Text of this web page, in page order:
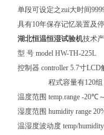
单段可设定之zui大时间
具有10年保存记忆装置及
湖北恒温恒湿试验机技术
型 号 model HW-TH-225L
控制器 controller 5.7寸
程式容量有120组，分
温度范围 temp.range -
湿度范围 humidity range
温湿度波动度 temp/